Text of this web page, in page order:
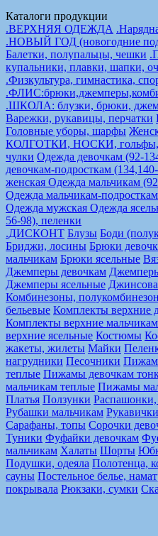
Каталоги продукции
.ВЕРХНЯЯ ОДЕЖДА
.НОВЫЙ ГОД (новогодние
Балетки, полупальцы, чешки
купальники, плавки, шапки,
.Физкультура, гимнастика,
.ШКОЛА: блузки, брюки,
Варежки, рукавицы, перчатки
Головные уборы, шарфы
КОЛГОТКИ, НОСКИ, гольфы,
чулки Одежда девочкам (92-
девочкам-подросткам
женская Одежда мальчикам
Одежда мальчикам-
Одежда мужская Одежда
56-98), пеленки
.ДИСКОНТ Блузы Боди
Бриджи, лосины Брюки
мальчикам Брюки ясельные
Джемперы девочкам
Джемперы ясельные
Комбинезоны,
бельевые Комплекты верхние
Комплекты верхние мальчикам
верхние ясельные Костюмы
жакеты, жилеты Майки
нагрудники Песочники
теплые Пижамы девочкам
мальчикам теплые Пижамы
Платья Ползунки
Рубашки мальчикам
Сарафаны, топы Сорочки
Туники Фуфайки девочкам
мальчикам Халаты Шорты
Подушки, одеяла Полотенца,
сауны Постельное белье,
покрывала Рюкзаки, сумки